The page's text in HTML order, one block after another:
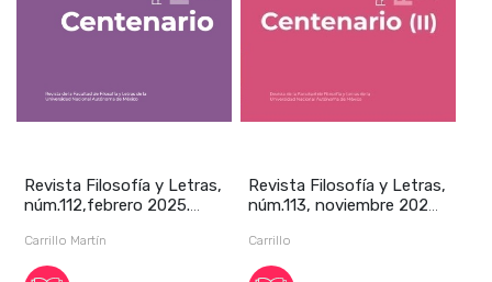
Revista Filosofía y Letras,
núm.112,febrero 2025.
Carrillo Martín
Revista Filosofía y Letras,
núm.113, noviembre 2025.
Carrillo